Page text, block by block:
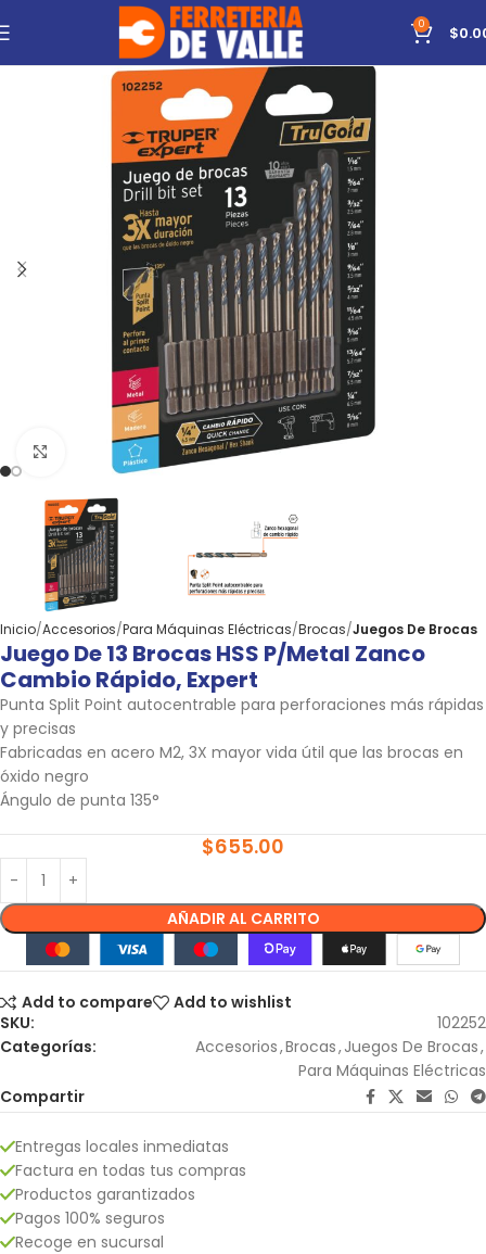
0 $
Click to enlarge
Inicio Accesorios Para Máquinas Eléctricas Brocas Juegos De Brocas
Juego De 13 Brocas HSS P/metal Zanco
Cambio Rápido, Expert
Punta Split Point autocentrable para perforaciones más rápidas
y precisas
Fabricadas en acero M2, 3X mayor vida útil que las brocas en
óxido negro
Ángulo de punta 135°
$655.00
AÑADIR AL CARRITO
Add to compare
Add to wishlist
SKU:
102252
Categorías:
Accesorios,Brocas,Juegos De Brocas,
Para Máquinas Eléctricas
Compartir
Entregas locales inmediatas
Factura en todas tus compras
Productos garantizados
Pagos 100% seguros
Recoge en sucursal